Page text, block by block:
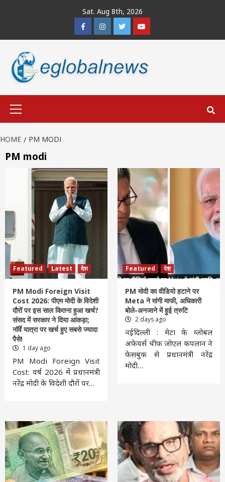
Sat. Aug 8th, 2026
FacebookInstagramTwitterYoutube
HOME PM MODI
PM modi
Featured Latest देश
PM Modi Foreign Visit
Cost 2026: पीएम मोदी के विदेशी
दौरों पर इस साल कितना हुआ खर्च?
संसद में सरकार ने दिया आंकड़ा;
नॉर्वे यात्रा पर खर्च हुए सबसे ज्यादा
पैसे!
1 day ago
PM Modi Foreign Visit
Cost: वर्ष 2026 में प्रधानमंत्री
नरेंद्र मोदी के विदेशी दौरों पर…
Featured देश
PM मोदी का वीडियो हटाने पर
Meta ने मांगी माफी, अधिकारी
बोले-अनजाने में हुई त्रुटि
2 days ago
नईदिल्ली : मेटा के ग्लोबल
अफेयर्स चीफ जोएल कपलान ने
फेसबुक से प्रधानमंत्री नरेंद्र
मोदी…